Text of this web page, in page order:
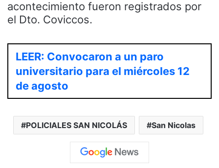
acontecimiento fueron registrados por
el Dto. Coviccos.
LEER: Convocaron a un paro
universitario para el miércoles 12
de agosto
POLICIALES SAN NICOLÁS San Nicolas